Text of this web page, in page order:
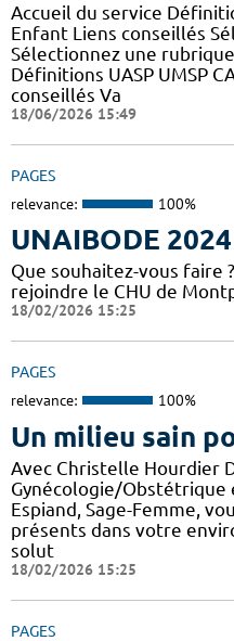
Accueil du service
Enfant Liens conseillés
Sélectionnez une
Définitions UASP UMSP
conseillés Va
18/06/2026 15:49
PAGES
relevance: 100%
UNAIBODE 2024
Que souhaitez-vous faire
rejoindre le CHU de
18/02/2026 15:25
PAGES
relevance: 100%
Un milieu sain
Avec Christelle Hourdier
Gynécologie/Obstétrique
Espiand, Sage-Femme,
présents dans votre
solut
18/02/2026 15:25
PAGES